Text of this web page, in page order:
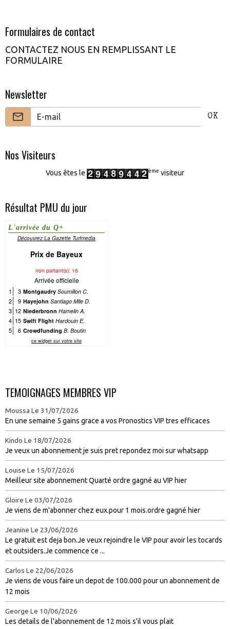
Formulaires de contact
CONTACTEZ NOUS EN REMPLISSANT LE
FORMULAIRE
Newsletter
OK
Nos Visiteurs
Vous êtes le ème visiteur
Résultat PMU du jour
TEMOIGNAGES MEMBRES VIP
Moussa Le 31/07/2026
En une semaine 5 gains grace a vos Pronostics VIP tres efficaces
Kindo Le 18/07/2026
Je veux un abonnement je suis pret repondez moi sur whatsapp
Louise Le 15/07/2026
Meilleur site abonnement Quarté ordre gagné au VIP hier
Gloire Le 03/07/2026
Je viens de m'abonner chez eux.pour 1 mois.ordre gagné hier
Jeanine Le 23/06/2026
Le gratuit est deja bon.Je veux rejoindre le VIP pour avoir les tocards
et outsiders.Je commence ce ...
Carlos Le 22/06/2026
Je viens de vous faire un depot de 100.000 pour un abonnement de
12 mois
George Le 10/06/2026
Les details de l'abonnement de 12 mois s'il vous plait